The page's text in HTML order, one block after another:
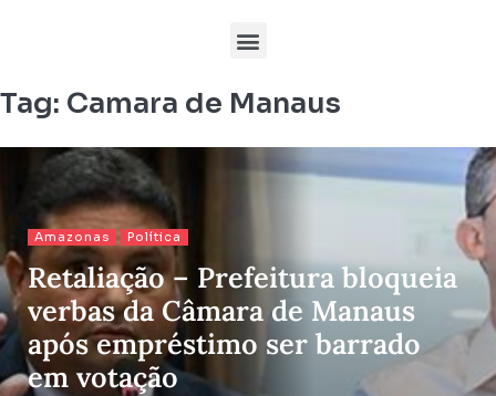
Tag: Camara de Manaus
Amazonas Política
Retaliação – Prefeitura bloqueia
verbas da Câmara de Manaus
após empréstimo ser barrado
em votação